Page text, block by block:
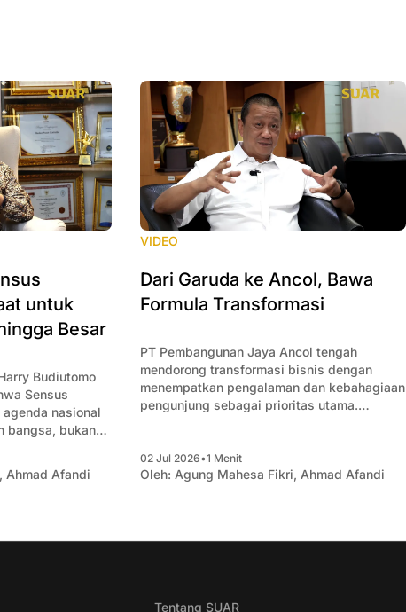
untuk
Besar
Budiutomo
Sensus
nasional
bangsa, bukan
kondisi
sebagai
, Ahmad Afandi
VIDEO
Dari Garuda ke Ancol, Bawa
Formula Transformasi
PT Pembangunan Jaya Ancol tengah
mendorong transformasi bisnis dengan
menempatkan pengalaman dan kebahagiaan
pengunjung sebagai prioritas utama.
wahana, melainkan menghadirkan
pengalaman yang membuat pengunjung
perubahan
02 Jul 2026•1 Menit
Oleh: Agung Mahesa Fikri, Ahmad Afandi
Tentang SUAR